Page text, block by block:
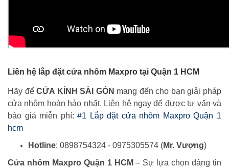
Liên hệ lắp đặt cửa nhôm Maxpro tại Quận 1 HCM
Hãy đểCỬA KÍNH SÀI GÒN mang đến cho bạn giải pháp
cửa nhôm hoàn hảo nhất. Liên hệ ngay để được tư vấn và
báo giá miễn phí:#1 Lắp đặt cửa nhôm Maxpro Quận 1
hcm
Hotline: 0898754324 - 0975305574 (Mr. Vượng)
Cửa nhôm Maxpro Quận 1 HCM – Sự lựa chọn đáng tin